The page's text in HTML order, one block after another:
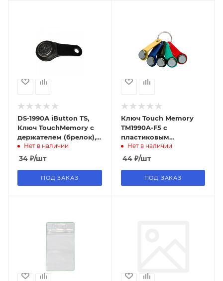
DS-1990А iButton TS,
Ключ TouchMemory с
держателем (брелок),
черный
Нет в наличии
34 ₽/шт
ПОД ЗАКАЗ
Ключ Touch Memory
TM1990A-F5 с
пластиковым
держателем.
Нет в наличии
44₽/шт
ПОД ЗАКАЗ